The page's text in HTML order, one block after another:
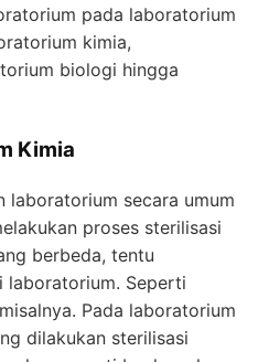
pada laboratorium
kimia,
biologi hingga
Kimia
laboratorium secara umum
proses sterilisasi
berbeda, tentu
laboratorium. Seperti
Pada laboratorium
dilakukan sterilisasi